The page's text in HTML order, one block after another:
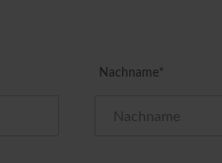
Nachname*